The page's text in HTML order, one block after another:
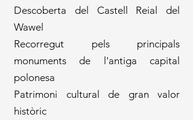
Descoberta del Castell Reial del
Wawel
Recorregut pels principals
monuments de l'antiga capital
polonesa
Patrimoni cultural de gran valor
històric